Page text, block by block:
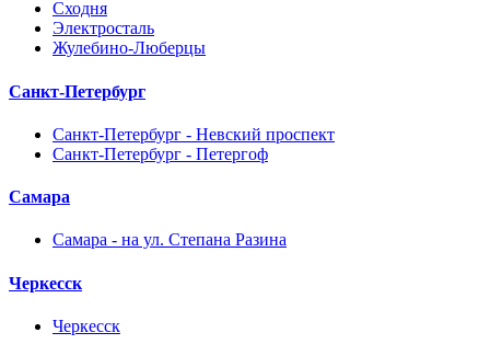
Сходня
Электросталь
Жулебино-Люберцы
Санкт-Петербург
Санкт-Петербург - Невский проспект
Санкт-Петербург - Петергоф
Самара
Самара - на ул. Степана Разина
Черкесск
Черкесск